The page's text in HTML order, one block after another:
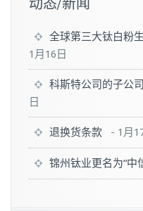
动态/新闻
全球第三大钛白粉
1月16日
科斯特公司的子公
日
退换货条款 - 1月
锦州钛业更名为“中